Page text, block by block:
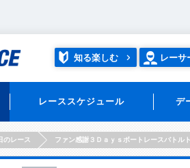
知る楽しむ レーサ
レーススケジュール デ
のレース ファン感謝３Ｄａｙｓボートレースバトル